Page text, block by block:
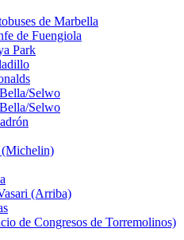
de Marbella
de Fuengiola
Park
Selwo
Selwo
(Michelin)
(Arriba)
de Congresos de Torremolinos)